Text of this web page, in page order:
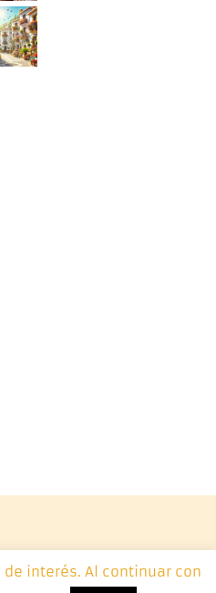
interés. Al continuar con